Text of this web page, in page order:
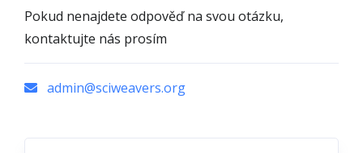
Pokud nenajdete odpověď na svou otázku,
kontaktujte nás prosím
admin@sciweavers.org